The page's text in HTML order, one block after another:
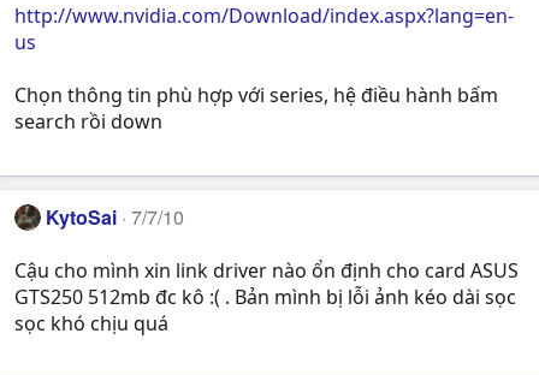
http://www.nvidia.com/Download/index.aspx?lang=en-
us
Chọn thông tin phù hợp với series, hệ điều hành bấm
search rồi down
KytoSai 7/7/10
Cậu cho mình xin link driver nào ổn định cho card ASUS
GTS250 512mb đc kô :( . Bản mình bị lỗi ảnh kéo dài sọc
sọc khó chịu quá